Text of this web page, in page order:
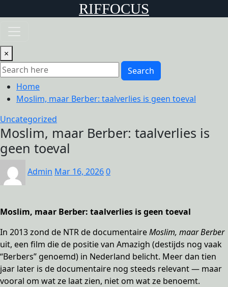
to
content
RIFFOCUS
×
Search
Home
Moslim, maar Berber: taalverlies is geen toeval
Uncategorized
Moslim, maar Berber: taalverlies is
geen toeval
Admin Mar 16, 20260
Moslim, maar Berber: taalverlies is geen toeval
In 2013 zond de NTR de documentaireMoslim, maar Berber
uit, een film die de positie van Amazigh (destijds nog vaak
“Berbers” genoemd) in Nederland belicht. Meer dan tien
jaar later is de documentaire nog steeds relevant — maar
vooral om wat ze laat zien, niet om wat ze benoemt.